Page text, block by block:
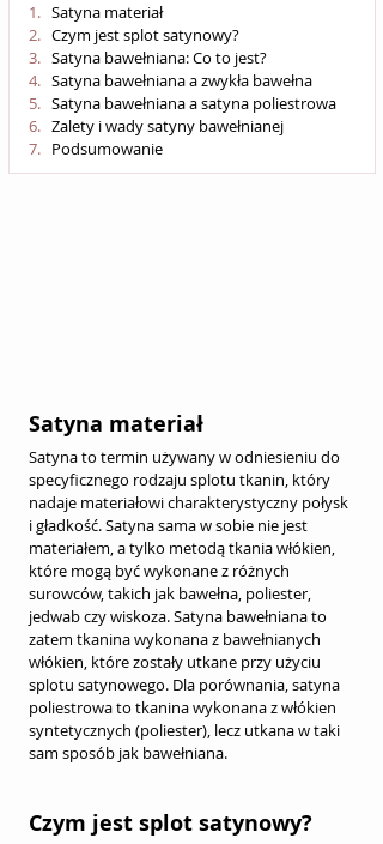
Satyna materiał
Czym jest splot satynowy?
Satyna bawełniana: Co to jest?
Satyna bawełniana a zwykła bawełna
Satyna bawełniana a satyna poliestrowa
Zalety i wady satyny bawełnianej
Podsumowanie
Satyna materiał
Satyna to termin używany w odniesieniu do
specyficznego rodzaju splotu tkanin, który
nadaje materiałowi charakterystyczny połysk
i gładkość. Satyna sama w sobie nie jest
materiałem, a tylko metodą tkania włókien,
które mogą być wykonane z różnych
surowców, takich jak bawełna, poliester,
jedwab czy wiskoza. Satyna bawełniana to
zatem tkanina wykonana z bawełnianych
włókien, które zostały utkane przy użyciu
splotu satynowego. Dla porównania, satyna
poliestrowa to tkanina wykonana z włókien
syntetycznych (poliester), lecz utkana w taki
sam sposób jak bawełniana.
Czym jest splot satynowy?